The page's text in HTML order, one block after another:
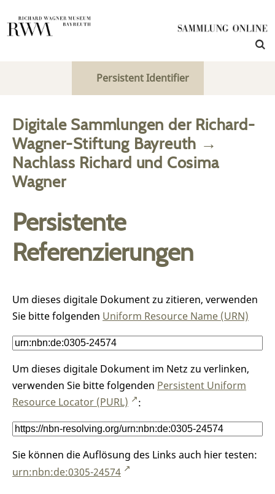
Persistent Identifier
Digitale Sammlungen der Richard-
Wagner-Stiftung Bayreuth →
Nachlass Richard und Cosima
Wagner
Persistente
Referenzierungen
Um dieses digitale Dokument zu zitieren, verwenden
Sie bitte folgenden Uniform Resource Name (URN)
Um dieses digitale Dokument im Netz zu verlinken,
verwenden Sie bitte folgenden Persistent Uniform
Resource Locator (PURL)
:
Sie können die Auflösung des Links auch hier testen:
urn:nbn:de:0305-24574